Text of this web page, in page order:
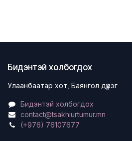
Бидэнтэй холбогдох
Улаанбаатар хот, Баянгол дүүрэг
Бидэнтэй холбогдох
contact@tsakhiurtumur.mn
(+976) 76107677